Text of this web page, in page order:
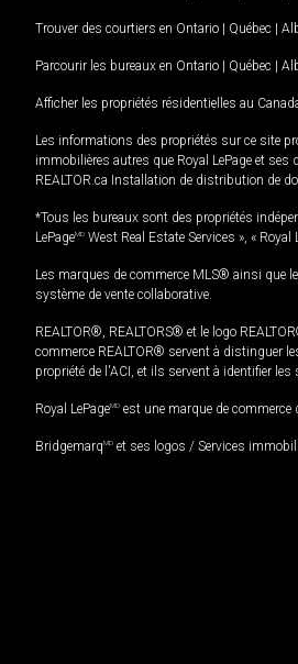
Trouver des courtiers en Ontario | Québec |
Parcourir les bureaux en Ontario | Québec |
Afficher les propriétés résidentielles au
Les informations des propriétés sur ce site
immobilières autres que Royal LePage et
REALTOR.ca Installation de distribution de
*Tous les bureaux sont des propriétés
LePageMD West Real Estate Services », « Royal
Les marques de commerce MLS® ainsi que
système de vente collaborative.
REALTOR®, REALTORS® et le logo
commerce REALTOR® servent à distinguer
propriété de l'ACI, et ils servent à identifier
Royal LePageMD est une marque de
BridgemarqMD et ses logos / Services